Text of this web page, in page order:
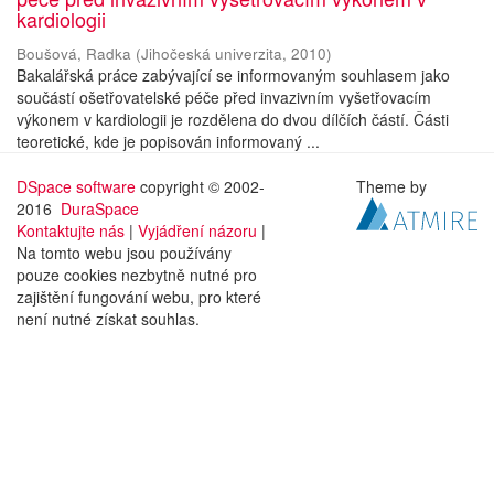
kardiologii
Boušová, Radka (Jihočeská univerzita, 2010)
Bakalářská práce zabývající se informovaným souhlasem jako
součástí ošetřovatelské péče před invazivním vyšetřovacím
výkonem v kardiologii je rozdělena do dvou dílčích částí. Části
teoretické, kde je popisován informovaný ...
DSpace software copyright © 2002-
2016 DuraSpace
Kontaktujte nás | Vyjádření názoru |
Na tomto webu jsou používány
pouze cookies nezbytně nutné pro
zajištění fungování webu, pro které
není nutné získat souhlas.
Theme by